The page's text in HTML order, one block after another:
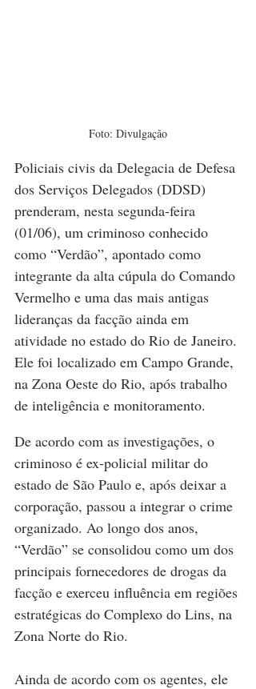
Foto: Divulgação
Policiais civis da Delegacia de Defesa
dos Serviços Delegados (DDSD)
prenderam, nesta segunda-feira
(01/06), um criminoso conhecido
como “Verdão”, apontado como
integrante da alta cúpula do Comando
Vermelho e uma das mais antigas
lideranças da facção ainda em
atividade no estado do Rio de Janeiro.
Ele foi localizado em Campo Grande,
na Zona Oeste do Rio, após trabalho
de inteligência e monitoramento.
De acordo com as investigações, o
criminoso é ex-policial militar do
estado de São Paulo e, após deixar a
corporação, passou a integrar o crime
organizado. Ao longo dos anos,
“Verdão” se consolidou como um dos
principais fornecedores de drogas da
facção e exerceu influência em regiões
estratégicas do Complexo do Lins, na
Zona Norte do Rio.
Ainda de acordo com os agentes, ele